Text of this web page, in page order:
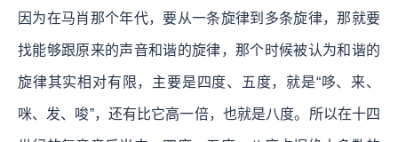
因为在马肖那个年代，要从一条旋律到多条旋律，那就要
找能够跟原来的声音和谐的旋律，那个时候被认为和谐的
旋律其实相对有限，主要是四度、五度，就是“哆、来、
咪、发、唆”，还有比它高一倍，也就是八度。所以在十四